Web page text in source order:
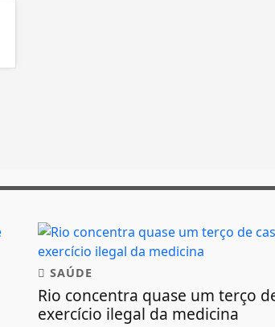
SAÚDE
Rio concentra quase um terço
exercício ilegal da medicina